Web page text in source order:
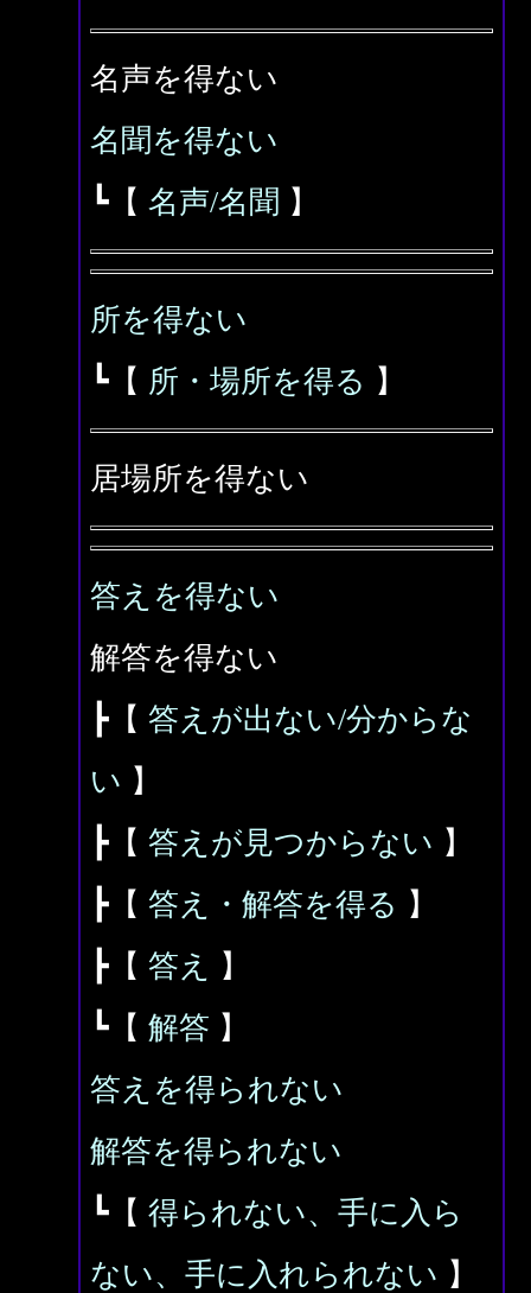
名声を得ない
名聞を得ない
┗【 名声/名聞 】
所を得ない
┗【 所・場所を得る 】
居場所を得ない
答えを得ない
解答を得ない
┣【 答えが出ない/分からな
い 】
┣【 答えが見つからない 】
┣【 答え・解答を得る 】
┣【 答え
】
┗【 解答 】
答えを得られない
解答を得られない
┗【 得られない、手に入ら
ない、手に入れられない 】